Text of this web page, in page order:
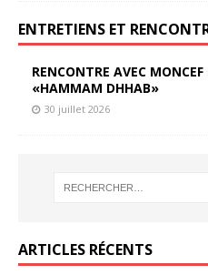
ENTRETIENS ET
RENCONTRE AVEC
«HAMMAM DHHAB»
30 juillet 2026
ARTICLES RÉCENTS